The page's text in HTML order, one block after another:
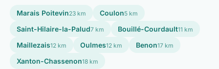
Marais Poitevin23 km Coulon5 km
Saint-Hilaire-la-Palud7 km Bouillé-Courdault11 km
Maillezais12 km Oulmes12 km Benon17 km
Xanton-Chassenon18 km